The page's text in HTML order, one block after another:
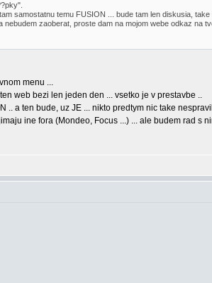
samostatnu temu FUSION ... bude tam len diskusia, take
zaoberat, proste dam na mojom webe odkaz na
menu ...
web bezi len jeden den ... vsetko je v prestavbe ..
a ten bude, uz JE ... nikto predtym nic take
ine fora (Mondeo, Focus ...) ... ale budem rad s